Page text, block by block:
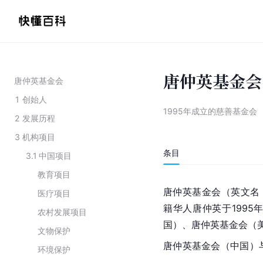
唐仲英基金会
1 创始人
2 发展历程
3 机构项目
3.1 中国项目
教育项目
医疗项目
农村发展项目
文物保护
环境保护
唐仲英基金会
1995年成立的慈善基金会
条目
唐仲英基金会（英文
籍华人唐仲英于1995
国）、唐仲英基金会（
唐仲英基金会（中国